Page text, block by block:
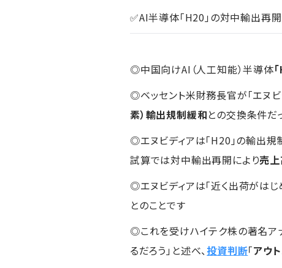
✅AI半導体「H20」の対中輸出再
◎中国向けAI（人工知能）半導体
◎ベッセント米財務長官が「エヌ
素）輸出規制緩和との交換条件だ
◎エヌビディアは「H20」の輸出
試算では対中輸出再開により売
◎エヌビディアは「近く出荷がはじ
とのことです
◎これを受けハイテク株の著名ア
るだろう」と述べ、投資判断「アウ